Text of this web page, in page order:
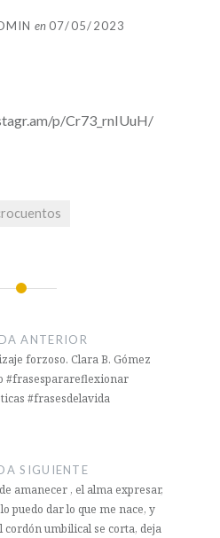
en07/05/2023
p/Cr73_rnIUuH/
ANTERIOR
forzoso. Clara B. Gómez
#frasesparareflexionar
#frasesdelavida
SIGUIENTE
amanecer , el alma expresar,
puedo dar lo que me nace, y
cordón umbilical se corta, deja